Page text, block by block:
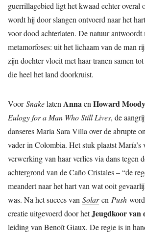
guerrillagebied ligt het kwaad echter overal
wordt hij door slangen ontvoerd naar het
voor dood achterlaten. De natuur antwoordt
metamorfoses: uit het lichaam van de man
zijn dochter vloeit met haar tranen samen
die heel het land doorkruist.
VoorSnakelaten Annaen Howard Moody
Eulogy for a Man Who Still Lives, de
danseres María Sara Villa over de abrupte
vader in Colombia. Het stuk plaatst María’s
verwerking van haar verlies via dans tegen
achtergrond van de Caño Cristales – “de
meandert naar het hart van wat ooit
was. Na het succes van Solaren Push
creatie uitgevoerd door hetJeugdkoor van
leiding van Benoît Giaux. De regie is in